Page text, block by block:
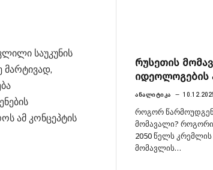
საუკუნის
მარტივად,
ამ კონცეპტის
რუსეთის
იდეოლოგების
ᲐᲜᲐᲚᲘᲢᲘᲙᲐ
როგორ
მომავალი?
2050 წელს
მომავლის…